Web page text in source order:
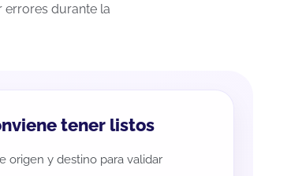
errores durante la
tener listos
origen y destino para validar